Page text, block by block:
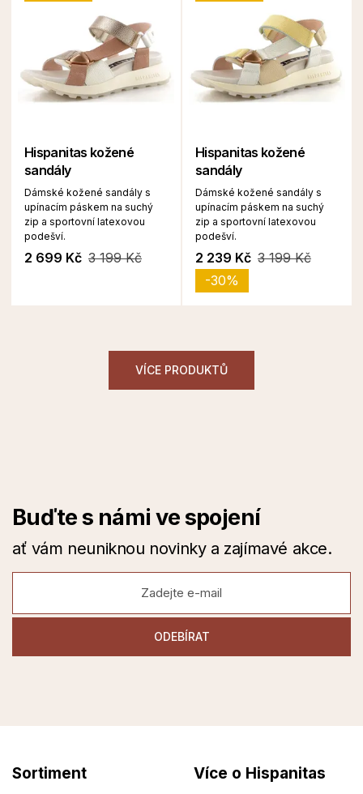
Hispanitas kožené
sandály
Dámské kožené sandály s
upínacím páskem na suchý
zip a sportovní latexovou
podešví.
2 699 Kč 3 199 Kč
Hispanitas kožené
sandály
Dámské kožené sandály s
upínacím páskem na suchý
zip a sportovní latexovou
podešví.
2 239 Kč 3 199 Kč
-30%
VÍCE PRODUKTŮ
Buďte s námi ve spojení
ať vám neuniknou novinky a zajímavé akce.
Sortiment Více o Hispanitas